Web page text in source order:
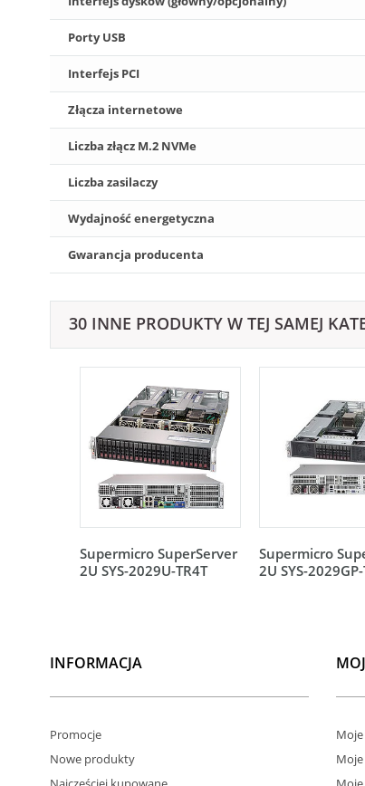
Porty USB
Interfejs PCI
Złącza internetowe
Liczba złącz M.2 NVMe
Liczba zasilaczy
Wydajność energetyczna
Gwarancja producenta
30 INNE PRODUKTY W TEJ SAMEJ
Supermicro SuperServer
2U SYS-2029U-TR4T
Supermicro
2U SYS-2029GP-
INFORMACJA
Promocje
Nowe produkty